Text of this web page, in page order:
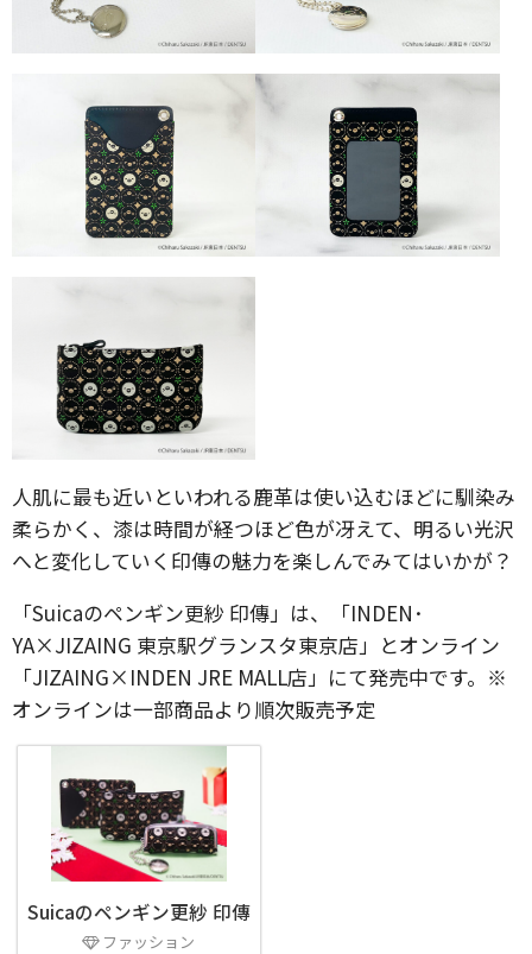
人肌に最も近いといわれる鹿革は使い込むほどに馴染み
柔らかく、漆は時間が経つほど色が冴えて、明るい光沢
へと変化していく印傳の魅力を楽しんでみてはいかが？
「Suicaのペンギン更紗 印傳」は、「INDEN･
YA×JIZAING 東京駅グランスタ東京店」とオンライン
「JIZAING×INDEN JRE MALL店」にて発売中です。※
オンラインは一部商品より順次販売予定
Suicaのペンギン更紗 印傳
ファッション